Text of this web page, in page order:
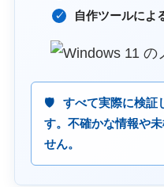
自作ツールによ
すべて実際に検証
す。不確かな情報や
せん。